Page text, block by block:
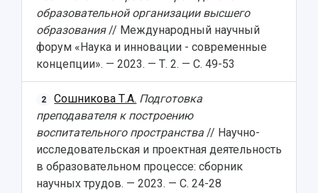
образовательной организации высшего
образования// Международный научный
форум «Наука и инновации - современные
концепции». — 2023. — Т. 2. — С. 49-53
2 Сошникова Т.А. Подготовка
преподавателя к построению
воспитательного пространства // Научно-
исследовательская и проектная деятельность
в образовательном процессе: сборник
научных трудов. — 2023. — С. 24-28